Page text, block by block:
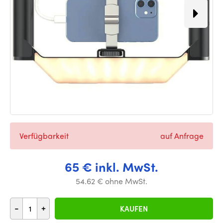
65 € inkl. MwSt.
54.62 € ohne MwSt.
- + KAUFEN
Verfügbarkeit auf Anfrage